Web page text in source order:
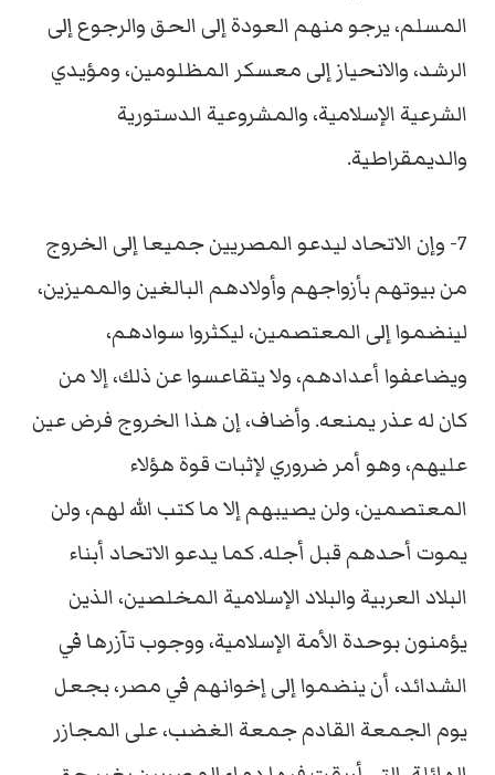
المسلم، يرجو منهم العودة إلى الحق والرجوع إلى
الرشد، والانحياز إلى معسكر المظلومين، ومؤيدي
الشرعية الإسلامية، والمشروعية الدستورية
والديمقراطية.
7- وإن الاتحاد ليدعو المصريين جميعا إلى الخروج
من بيوتهم بأزواجهم وأولادهم البالغين والمميزين،
لينضموا إلى المعتصمين، ليكثروا سوادهم،
ويضاعفوا أعدادهم، ولا يتقاعسوا عن ذلك، إلا من
كان له عذر يمنعه. وأضاف، إن هذا الخروج فرض عين
عليهم، وهو أمر ضروري لإثبات قوة هؤلاء
المعتصمين، ولن يصيبهم إلا ما كتب الله لهم، ولن
يموت أحدهم قبل أجله. كما يدعو الاتحاد أبناء
البلاد العربية والبلاد الإسلامية المخلصين، الذين
يؤمنون بوحدة الأمة الإسلامية، ووجوب تآزرها في
الشدائد، أن ينضموا إلى إخوانهم في مصر، بجعل
يوم الجمعة القادم جمعة الغضب، على المجازر